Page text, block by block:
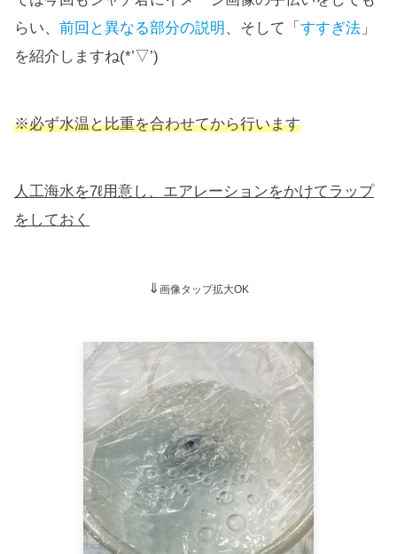
らい、 前回と異なる部分の説明 、そして「 すすぎ法 」
を紹介しますね(*’▽’)
※必ず水温と比重を合わせてから行います
人工海水を7ℓ用意し、エアレーションをかけてラップ
をしておく
⇓ 画像タップ拡大OK